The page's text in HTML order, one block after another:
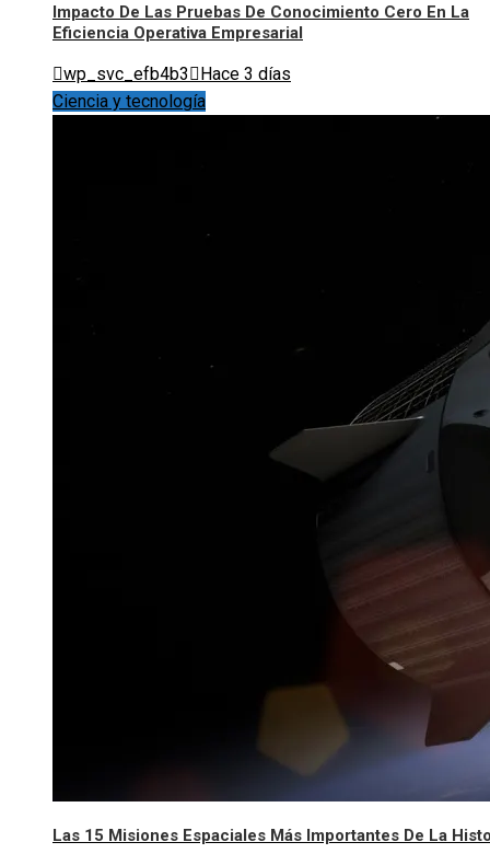
Impacto De Las Pruebas De Conocimiento Cero En La
Eficiencia Operativa Empresarial
wp_svc_efb4b3
Hace 3 días
Ciencia y tecnología
Las 15 Misiones Espaciales Más Importantes De La